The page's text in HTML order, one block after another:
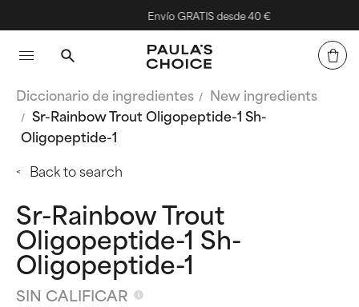
Envío GRATIS desde 40 €
Diccionario de ingredientes
New ingredients
Sr-Rainbow Trout Oligopeptide-1 Sh-
Oligopeptide-1
Back to search
Sr-Rainbow Trout
Oligopeptide-1 Sh-
Oligopeptide-1
SIN CALIFICAR